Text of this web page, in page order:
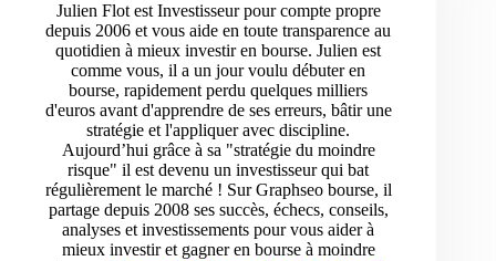
Julien Flot est Investisseur pour compte propre
depuis 2006 et vous aide en toute transparence au
quotidien à mieux investir en bourse. Julien est
comme vous, il a un jour voulu débuter en
bourse, rapidement perdu quelques milliers
d'euros avant d'apprendre de ses erreurs, bâtir une
stratégie et l'appliquer avec discipline.
Aujourd’hui grâce à sa "stratégie du moindre
risque" il est devenu un investisseur qui bat
régulièrement le marché ! Sur Graphseo bourse, il
partage depuis 2008 ses succès, échecs, conseils,
analyses et investissements pour vous aider à
mieux investir et gagner en bourse à moindre